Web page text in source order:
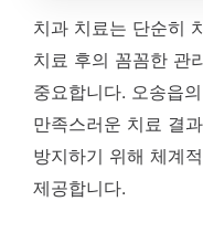
치과 치료는 단순히
치료 후의 꼼꼼한 관
중요합니다. 오송읍
만족스러운 치료 결
방지하기 위해 체계
제공합니다.